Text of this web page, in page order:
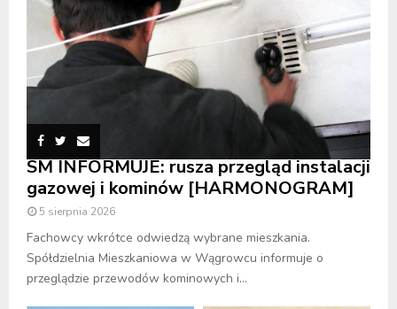
SM INFORMUJE: rusza przegląd instalacji
gazowej i kominów [HARMONOGRAM]
5 sierpnia 2026
Fachowcy wkrótce odwiedzą wybrane mieszkania.
Spółdzielnia Mieszkaniowa w Wągrowcu informuje o
przeglądzie przewodów kominowych i...